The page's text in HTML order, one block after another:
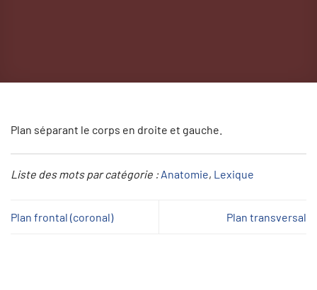
Plan séparant le corps en droite et gauche.
Liste des mots par catégorie :Anatomie, Lexique
Plan frontal (coronal) Plan transversal